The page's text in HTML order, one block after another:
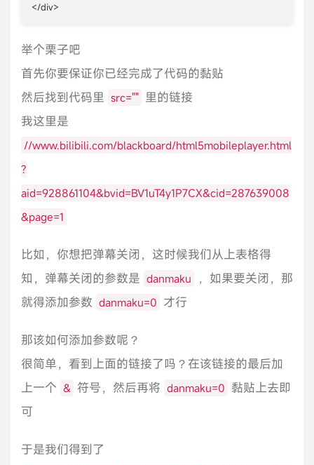
</div>
举个栗子吧
首先你要保证你已经完成了代码的黏贴
然后找到代码里 src="" 里的链接
我这里是
//www.bilibili.com/blackboard/html5mobileplayer.html
?
aid=928861104&bvid=BV1uT4y1P7CX&cid=287639008
&page=1
比如，你想把弹幕关闭，这时候我们从上表格得
知，弹幕关闭的参数是 danmaku
，如果要关闭，那
就得添加参数 danmaku=0 才行
那该如何添加参数呢？
很简单，看到上面的链接了吗？在该链接的最后加
上一个 & 符号，然后再将 danmaku=0 黏贴上去即
可
于是我们得到了